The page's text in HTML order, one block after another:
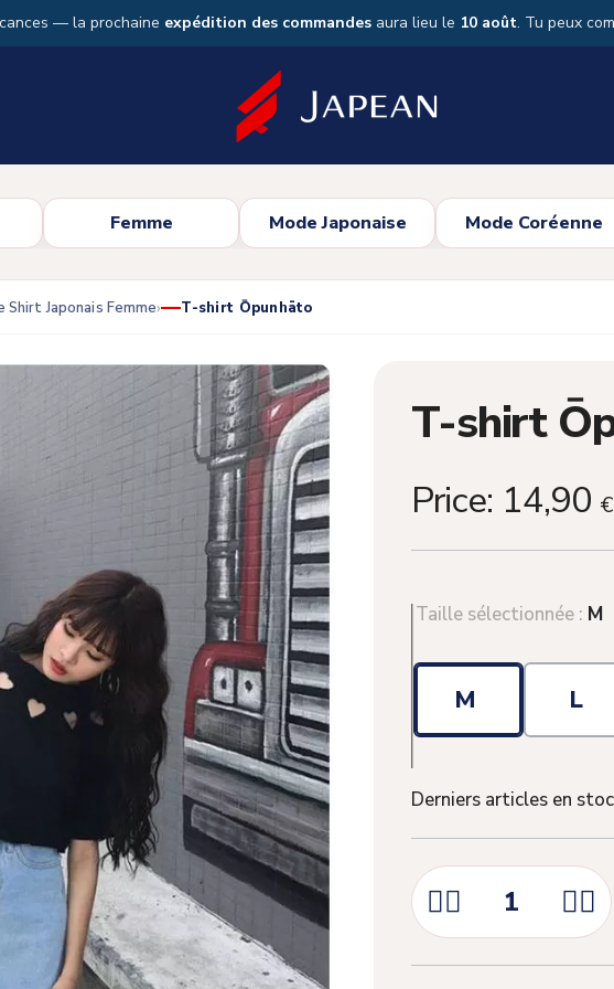
— la prochaine expédition des commandes aura lieu le 10 août. Tu peux
Femme Mode Japonaise Mode Coréenne
Shirt Japonais Femme T-shirt Ōpunhāto
T-shirt
Price: 14,90 €
Taille sélectionnée : M
M L
Derniers articles en
 